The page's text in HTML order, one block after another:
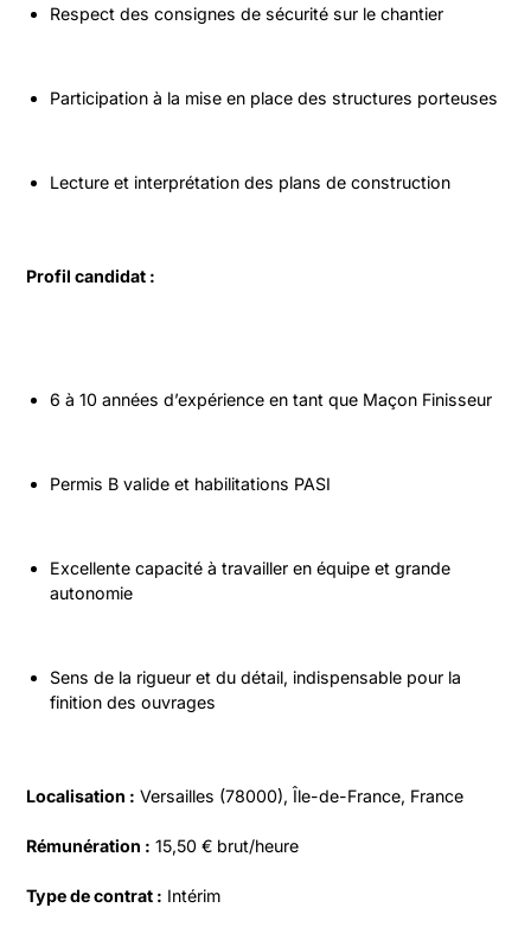
Respect des consignes de sécurité sur le chantier
Participation à la mise en place des structures porteuses
Lecture et interprétation des plans de construction
Profil candidat :
6 à 10 années d’expérience en tant que Maçon Finisseur
Permis B valide et habilitations PASI
Excellente capacité à travailler en équipe et grande
autonomie
Sens de la rigueur et du détail, indispensable pour la
finition des ouvrages
Localisation : Versailles (78000), Île-de-France, France
Rémunération : 15,50 € brut/heure
Type de contrat : Intérim